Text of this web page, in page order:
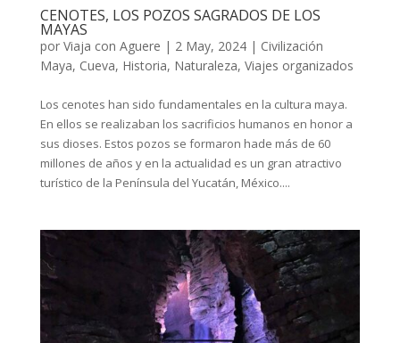
CENOTES, LOS POZOS SAGRADOS DE LOS
MAYAS
por Viaja con Aguere | 2 May, 2024| Civilización
Maya, Cueva, Historia, Naturaleza, Viajes organizados
Los cenotes han sido fundamentales en la cultura maya.
En ellos se realizaban los sacrificios humanos en honor a
sus dioses. Estos pozos se formaron hade más de 60
millones de años y en la actualidad es un gran atractivo
turístico de la Península del Yucatán, México....